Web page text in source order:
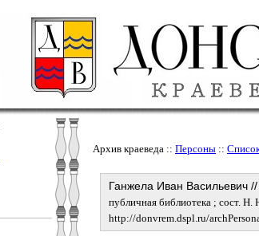
Архив краеведа :: Персоны ::
Ганжела Иван Васильевич //
публичная библиотека ; сост.
http://donvrem.dspl.ru/